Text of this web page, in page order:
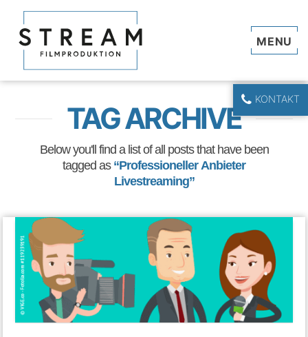
KONTAKT
TAG ARCHIVE
Below you'll find a list of all posts that have been
tagged as “Professioneller Anbieter
Livestreaming”